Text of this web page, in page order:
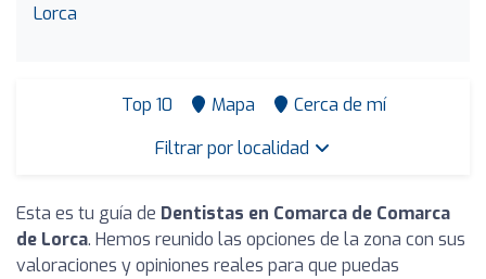
Lorca
Top 10 Mapa
Cerca de mí
Filtrar por localidad
Esta es tu guía de Dentistas en Comarca de Comarca
de Lorca. Hemos reunido las opciones de la zona con sus
valoraciones y opiniones reales para que puedas